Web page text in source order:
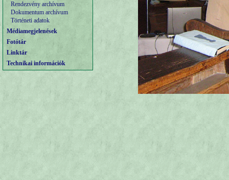
Rendezvény archívum
Dokumentum archívum
Történeti adatok
Médiamegjelenések
Fotótár
Linktár
Technikai információk